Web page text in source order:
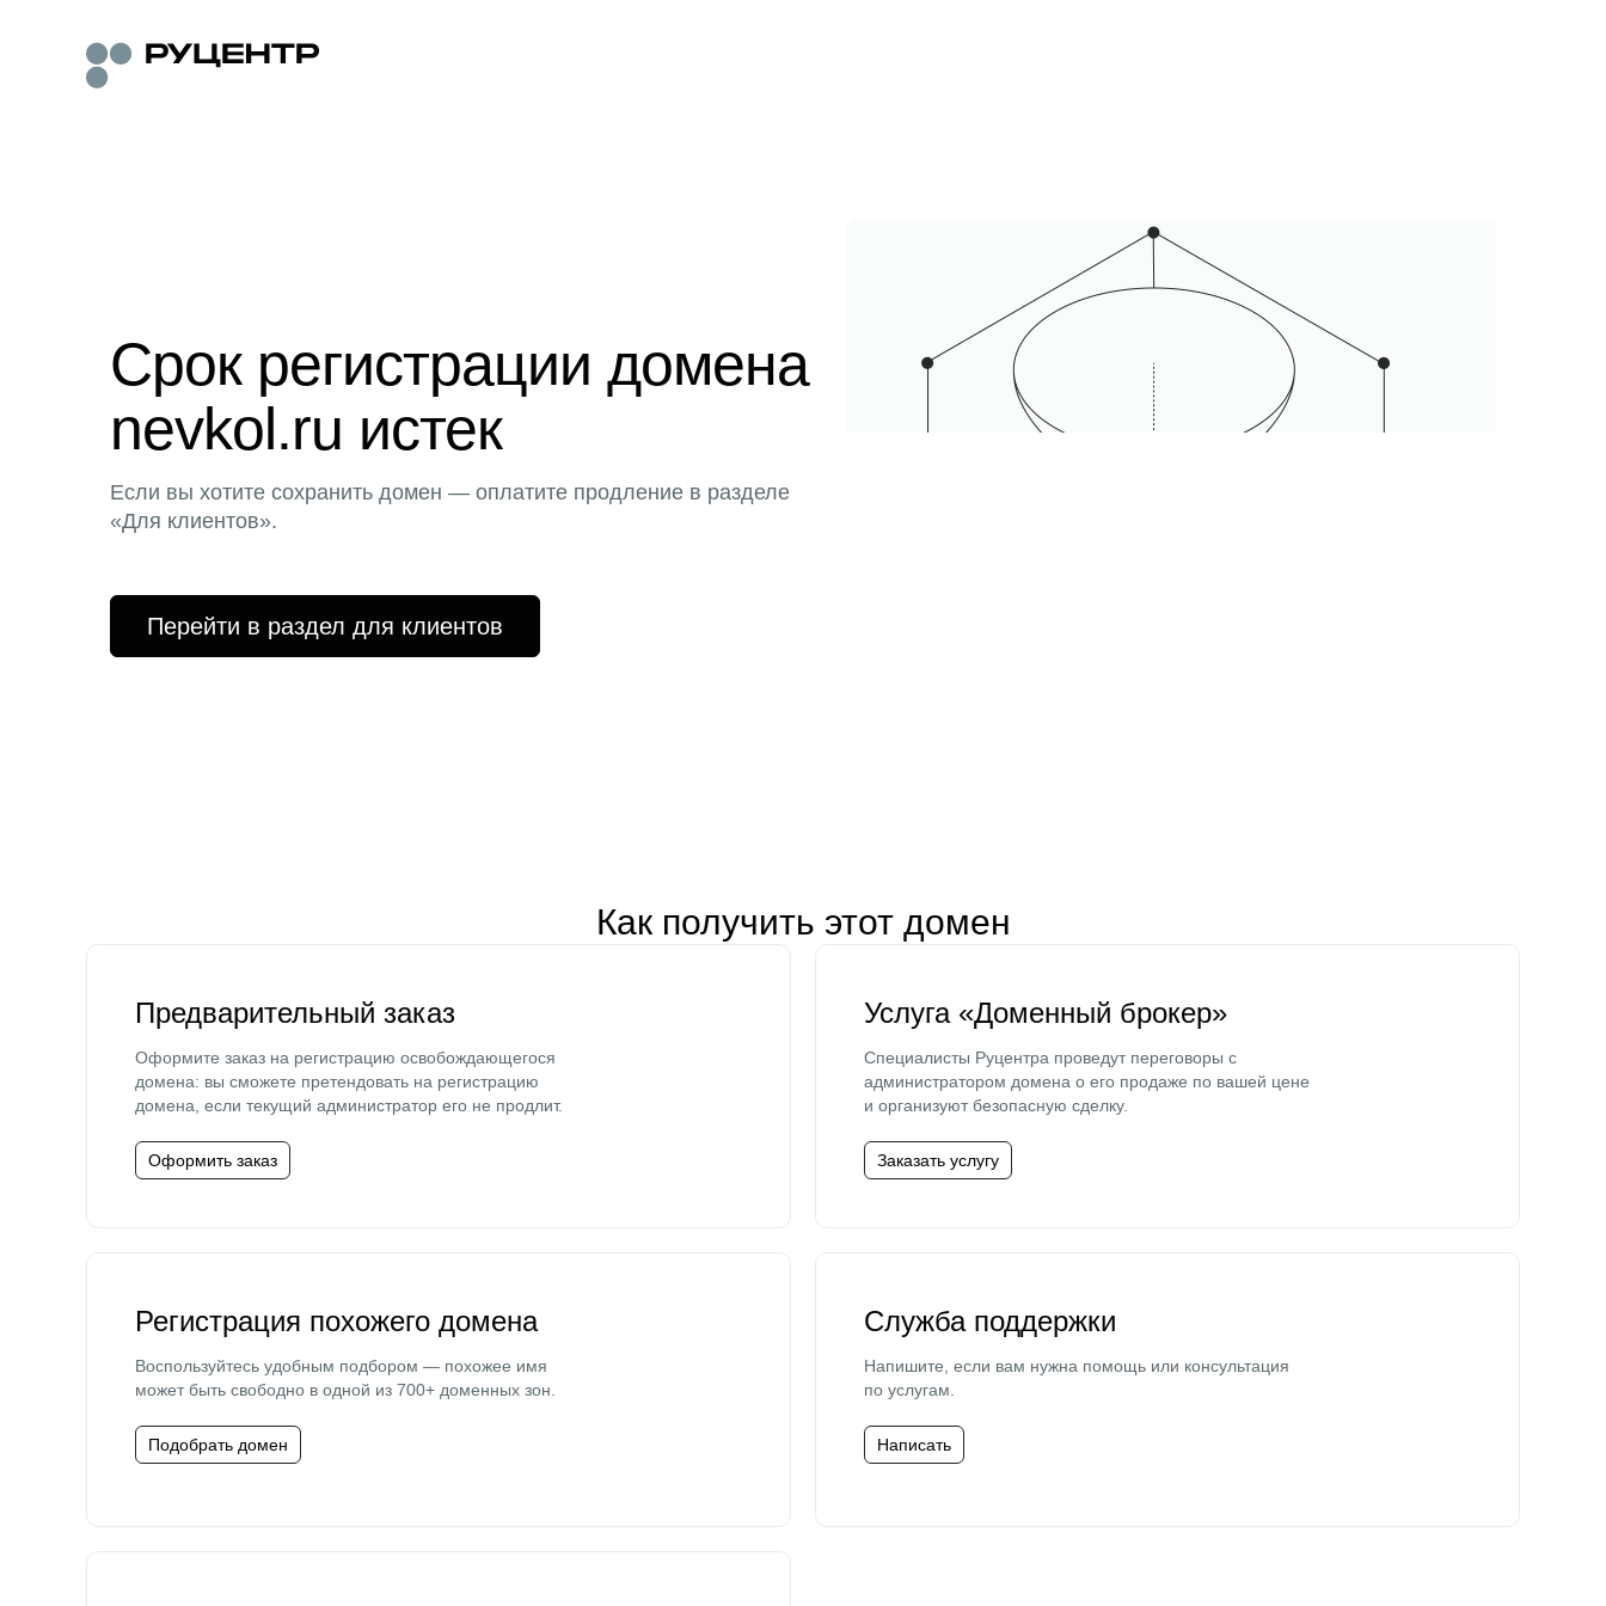
Срок регистрации домена
nevkol.ru истек
Если вы хотите сохранить домен — оплатите продление в разделе
«Для клиентов».
Перейти в раздел для клиентов
Как получить этот домен
Предварительный заказ
Оформите заказ на регистрацию освобождающегося
домена: вы сможете претендовать на регистрацию
домена, если текущий администратор его не продлит.
Оформить заказ
Услуга «Доменный брокер»
Специалисты Руцентра проведут переговоры с
администратором домена о его продаже по вашей цене
и организуют безопасную сделку.
Заказать услугу
Регистрация похожего домена
Воспользуйтесь удобным подбором — похожее имя
может быть свободно в одной из 700+ доменных зон.
Подобрать домен
Служба поддержки
Напишите, если вам нужна помощь или консультация
по услугам.
Написать